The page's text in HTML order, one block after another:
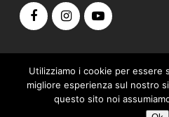
Utilizziamo i cookie per essere
migliore esperienza sul nostro
questo sito noi